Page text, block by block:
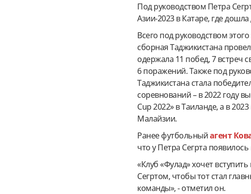
Под руководством Петра
Азии-2023 в Катаре, где
Всего под руководством
сборная Таджикистана
одержала 11 побед, 7 встреч
6 поражений. Также под
Таджикистана стала
соревнований – в 2022 году
Cup 2022» в Таиланде, а в
Малайзии.
Ранее футбольныйагент
что у Петра Сегрта
«Клуб «Фулад» хочет
Сегртом, чтобы тот стал
команды», - отметил он.